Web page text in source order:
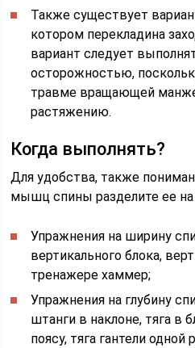
Также существует
котором перекладина
вариант следует
осторожностью,
травме вращающей
растяжению.
Когда выполнять?
Для удобства, также
мышц спины разделите ее на
Упражнения на ширину
вертикального блока,
тренажере хаммер;
Упражнения на глубину
штанги в наклоне, тяга в
поясу, тяга гантели одной